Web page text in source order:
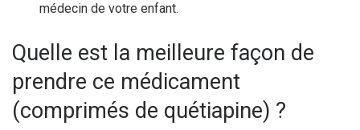
médecin de votre enfant.
Quelle est la meilleure façon de
prendre ce médicament
(comprimés de quétiapine) ?